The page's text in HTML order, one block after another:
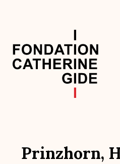
contenu
principal
Prinzhorn,